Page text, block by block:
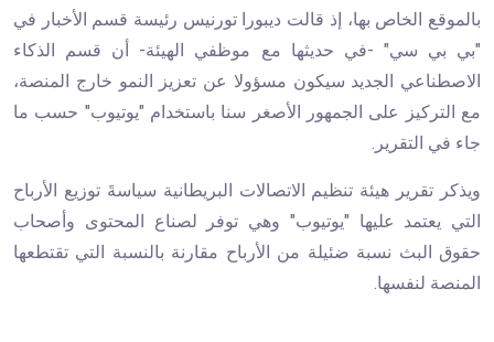
بالموقع الخاص بها، إذ قالت ديبورا تورنيس رئيسة قسم الأخبار في
"بي بي سي" -في حديثها مع موظفي الهيئة- أن قسم الذكاء
الاصطناعي الجديد سيكون مسؤولا عن تعزيز النمو خارج المنصة،
مع التركيز على الجمهور الأصغر سنا باستخدام "يوتيوب" حسب ما
جاء في التقرير.
ويذكر تقرير هيئة تنظيم الاتصالات البريطانية سياسةَ توزيع الأرباح
التي يعتمد عليها "يوتيوب" وهي توفر لصناع المحتوى وأصحاب
حقوق البث نسبة ضئيلة من الأرباح مقارنة بالنسبة التي تقتطعها
المنصة لنفسها.